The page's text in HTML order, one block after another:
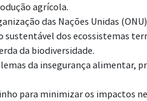
agrícola.
das Nações Unidas (ONU)
dos ecossistemas
da biodiversidade.
da insegurança alimentar,
para minimizar os impactos